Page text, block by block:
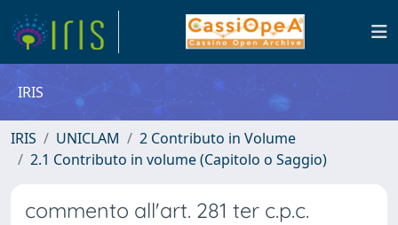
IRIS
IRIS UNICLAM
2 Contributo in Volume
2.1 Contributo in volume (Capitolo o Saggio)
commento all'art. 281 ter c.p.c.